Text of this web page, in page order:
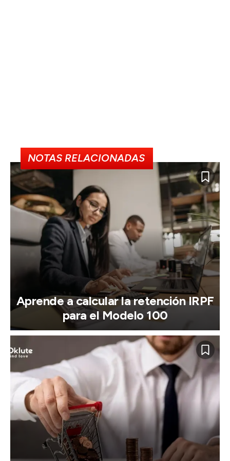
NOTAS RELACIONADAS
Aprende a calcular la retención IRPF
para el Modelo 100